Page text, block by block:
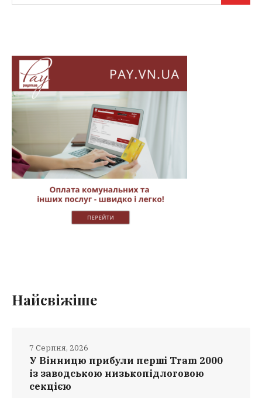
Найсвіжіше
У Вінницю прибули перші Tram 2000
із заводською низькопідлоговою
секцією
7 Серпня, 2026